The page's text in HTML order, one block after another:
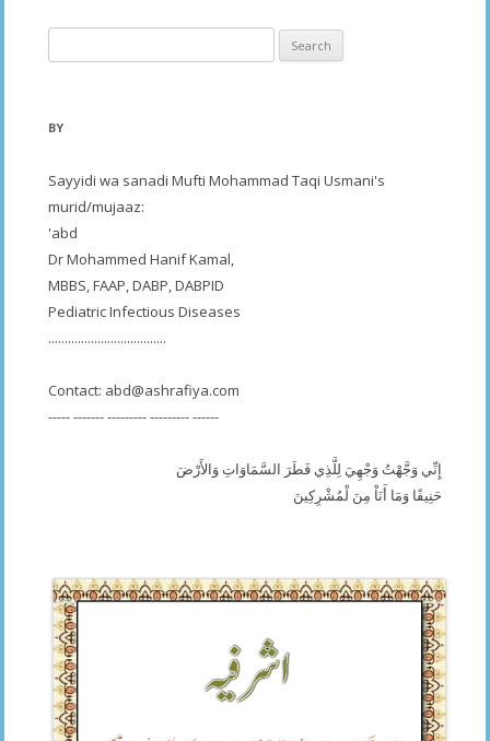
for:
BY
Sayyidi wa sanadi Mufti Mohammad Taqi Usmani's
murid/mujaaz:
'abd
Dr Mohammed Hanif Kamal,
MBBS, FAAP, DABP, DABPID
Pediatric Infectious Diseases
....................................
Contact: abd@ashrafiya.com
----- ------- --------- --------- ------
إِنِّي وَجَّهْتُ وَجْهِيَ لِلَّذِي فَطَرَ السَّمَاوَاتِ وَالأَرْضَ
حَنِيفًا وَمَا أَنَاْ مِنَ لْمُشْرِكِينَ